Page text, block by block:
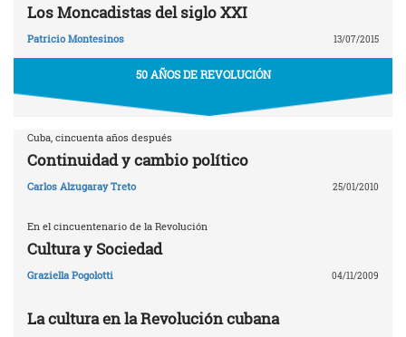
Los Moncadistas del siglo XXI
Patricio Montesinos 13/07/2015
50 AÑOS DE REVOLUCIÓN
Cuba, cincuenta años después
Continuidad y cambio político
Carlos Alzugaray Treto 25/01/2010
En el cincuentenario de la Revolución
Cultura y Sociedad
Graziella Pogolotti 04/11/2009
La cultura en la Revolución cubana